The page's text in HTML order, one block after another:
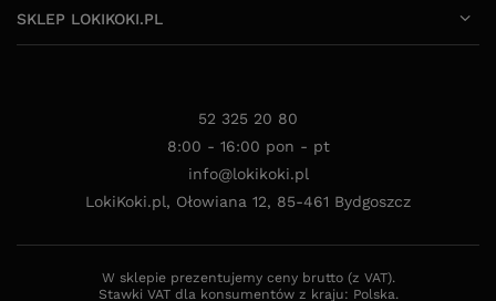
SKLEP LOKIKOKI.PL
52 325 20 80
8:00 - 16:00 pon - pt
info@lokikoki.pl
LokiKoki.pl, Ołowiana 12, 85-461 Bydgoszcz
W sklepie prezentujemy ceny brutto (z VAT).
Stawki VAT dla konsumentów z kraju: Polska.